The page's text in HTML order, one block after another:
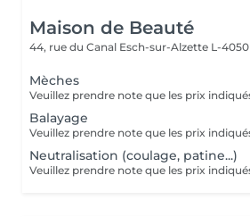
Maison de Beauté
44, rue du Canal Esch-sur-Alzette L-4050
Mèches
Balayage
Neutralisation (coulage, patine...)